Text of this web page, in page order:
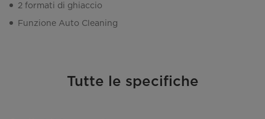
2 formati di ghiaccio
Funzione Auto Cleaning
Tutte le specifiche